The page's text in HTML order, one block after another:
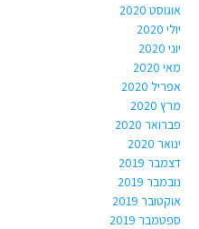
אוגוסט 2020
יולי 2020
יוני 2020
מאי 2020
אפריל 2020
מרץ 2020
פברואר 2020
ינואר 2020
דצמבר 2019
נובמבר 2019
אוקטובר 2019
ספטמבר 2019